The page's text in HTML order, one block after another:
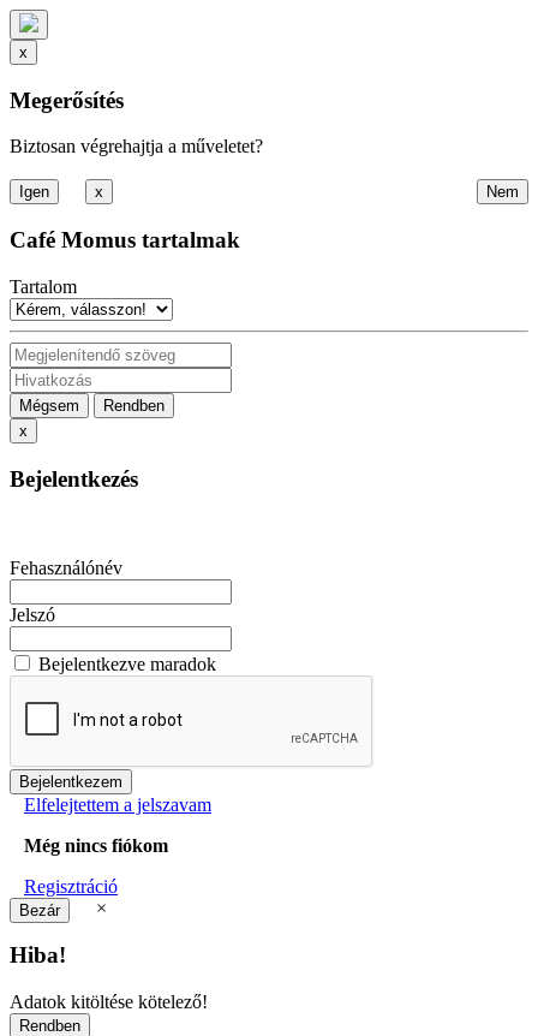
x
Megerősítés
Biztosan végrehajtja a műveletet?
x
Café Momus tartalmak
Tartalom
Mégsem
Rendben
x
Bejelentkezés
Fehasználónév
Jelszó
Bejelentkezve maradok
Elfelejtettem a jelszavam
Még nincs fiókom
Regisztráció
×
Hiba!
Adatok kitöltése kötelező!